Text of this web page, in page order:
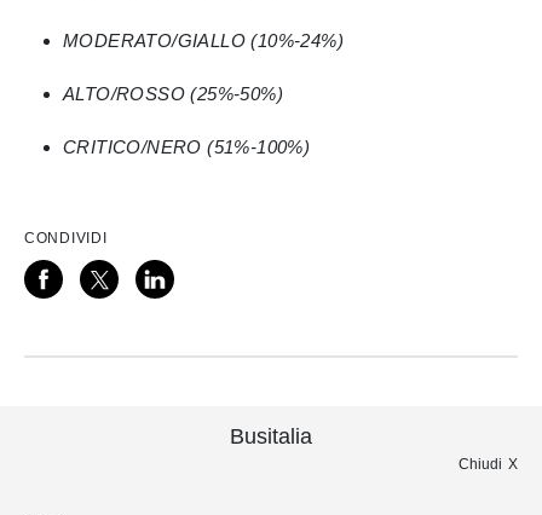
MODERATO/GIALLO (10%-24%)
ALTO/ROSSO (25%-50%)
CRITICO/NERO (51%-100%)
CONDIVIDI
Busitalia
Chiudi